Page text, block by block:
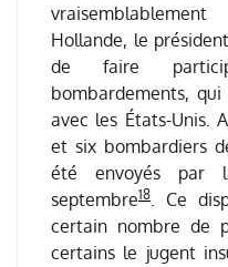
Hollande, le
de faire
bombardements,
avec les États-Unis.
et six bombardiers
été envoyés par
septembre18. Ce
certain nombre de
certains le jugent